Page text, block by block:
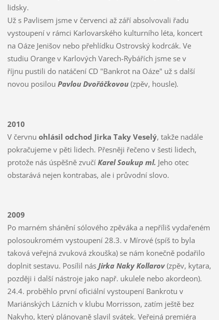
lidsky.
Už s Pavlisem jsme v červenci až září absolvovali řadu
vystoupení v rámci Karlovarského kulturního léta, koncert
na Oáze Jenišov nebo přehlídku Ostrovský kodrcák. Ve
studiu Orange v Karlových Varech-Rybářích jsme se v
říjnu pustili do natáčení CD "Bankrot na Oáze" už s další
novou posilou Pavlou Dvořáčkovou(zpěv, housle).
2010
V červnu ohlásil odchod Jirka Taky Veselý, takže nadále
pokračujeme v pěti lidech. Přesněji řečeno v šesti lidech,
protože nás úspěšně zvučí Karel Soukup ml. Jeho otec
obstarává nejen kontrabas, ale i průvodní slovo.
2009
Po marném shánění sólového zpěváka a nepříliš vydařeném
polosoukromém vystoupení 28.3. v Mírové (spíš to byla
taková veřejná zvuková zkouška) se nám konečně podařilo
doplnit sestavu. Posílil nás Jirka Naky Kollarov(zpěv, kytara,
později i další nástroje jako např. ukulele nebo akordeon).
24.4. proběhlo první oficiální vystoupení Bankrotu v
Mariánských Lázních v klubu Morrisson, zatím ještě bez
Nakyho, který plánovaně slavil svátek. Veřejná premiéra